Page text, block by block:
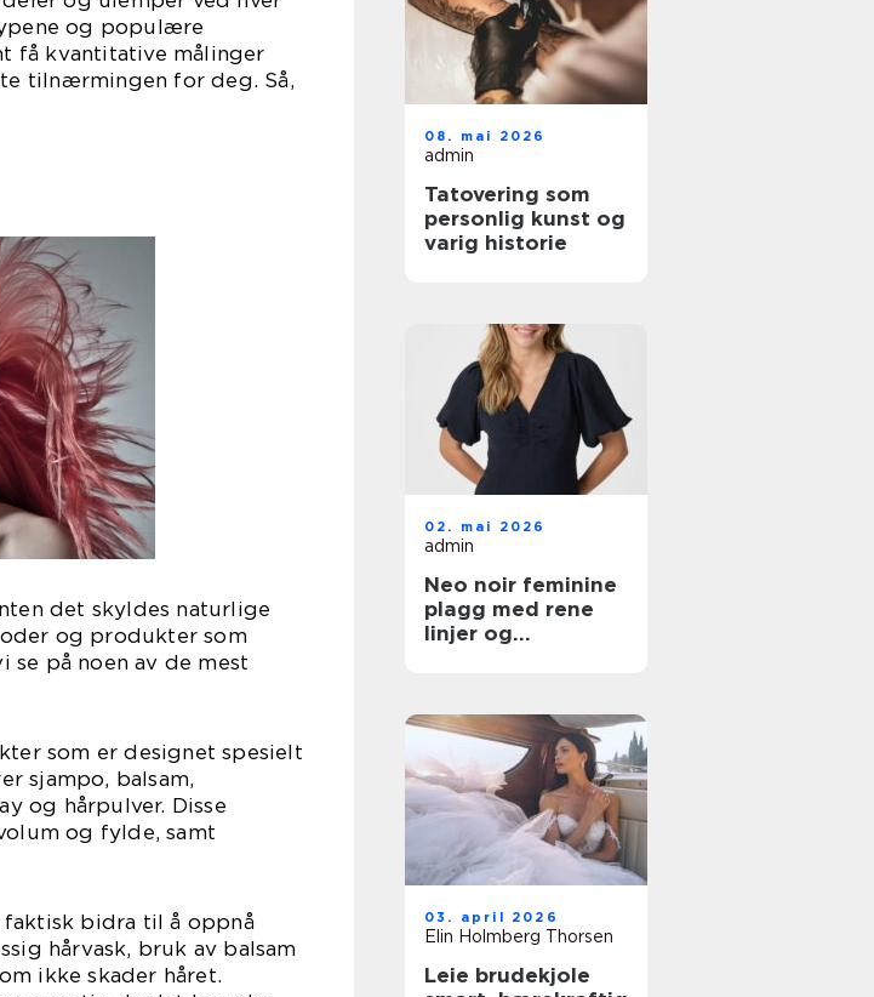
og populære
få kvantitative målinger
tilnærmingen for deg. Så,
det skyldes naturlige
og produkter som
se på noen av de mest
som er designet spesielt
sjampo, balsam,
og hårpulver. Disse
og fylde, samt
bidra til å oppnå
hårvask, bruk av balsam
ikke skader håret.
08. mai 2026
admin
Tatovering som
personlig kunst og
varig historie
02. mai 2026
admin
Neo noir feminine
plagg med rene
linjer og
03. april 2026
Elin Holmberg Thorsen
Leie brudekjole